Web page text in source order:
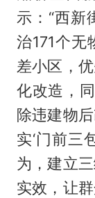
示：“西新
治171个无
差小区，
化改造，
除违建物
实‘门前三
为，建立
实效，让